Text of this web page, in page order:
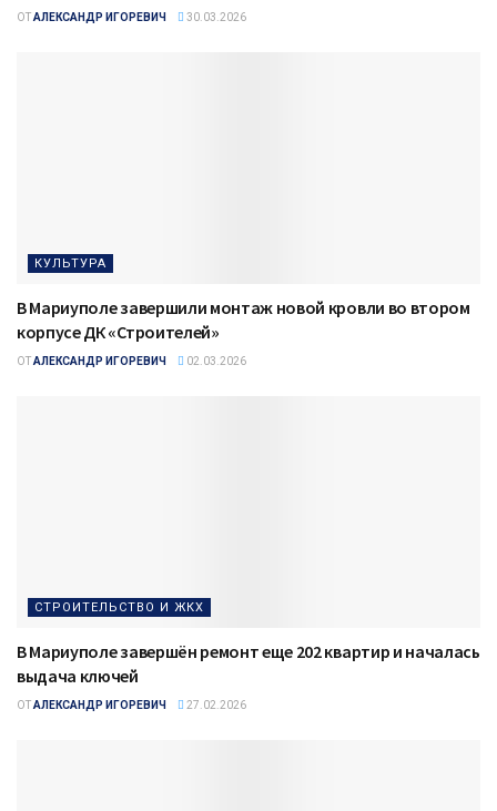
ОТАЛЕКСАНДР ИГОРЕВИЧ 30.03.2026
КУЛЬТУРА
В Мариуполе завершили монтаж новой кровли во втором
корпусе ДК «Строителей»
ОТАЛЕКСАНДР ИГОРЕВИЧ 02.03.2026
СТРОИТЕЛЬСТВО И ЖКХ
В Мариуполе завершён ремонт еще 202 квартир и началась
выдача ключей
ОТАЛЕКСАНДР ИГОРЕВИЧ 27.02.2026